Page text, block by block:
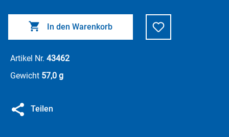
In den Warenkorb
Artikel Nr. 43462
Gewicht 57,0 g
Teilen